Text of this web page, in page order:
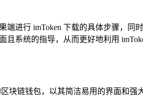
进行 imToken 下载的具体步骤，同
系统的指导，从而更好地利用
块链钱包，以其简洁易用的界面和强